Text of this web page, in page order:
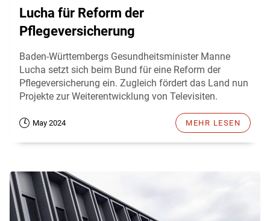
Lucha für Reform der
Pflegeversicherung
Baden-Württembergs Gesundheitsminister Manne
Lucha setzt sich beim Bund für eine Reform der
Pflegeversicherung ein. Zugleich fördert das Land nun
Projekte zur Weiterentwicklung von Televisiten.
May 2024 MEHR LESEN